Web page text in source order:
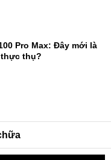
Pro Max: Đây mới là
thực thụ?